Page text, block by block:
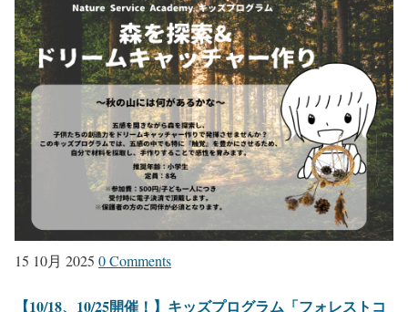
15 10月 2025 0 Comments
【10/18、10/25開催！】キッズプログラム「フォレストコ